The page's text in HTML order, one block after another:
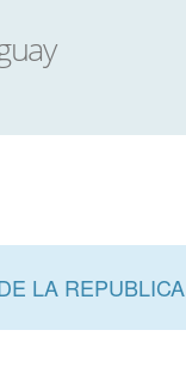
LA REPUBLICA